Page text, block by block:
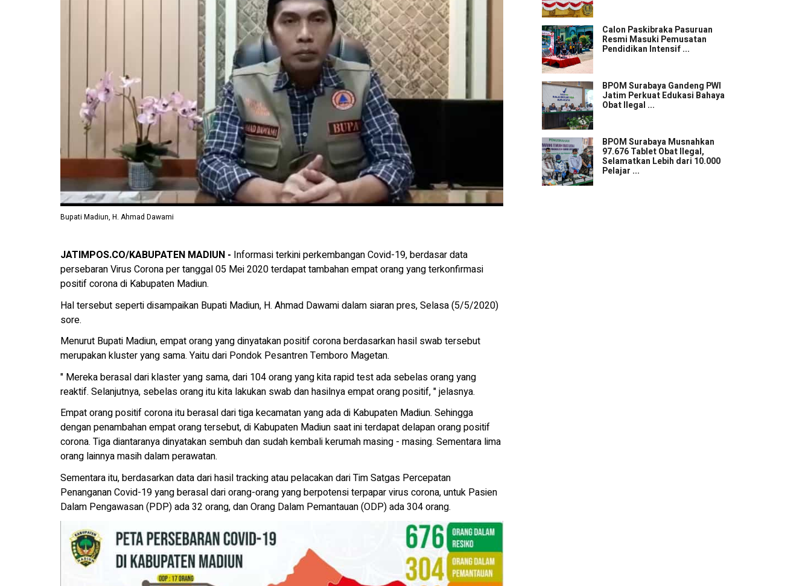
Bupati Madiun, H. Ahmad Dawami
JATIMPOS.CO/KABUPATEN MADIUN - Informasi terkini perkembangan Covid-19, berdasar data
persebaran Virus Corona per tanggal 05 Mei 2020 terdapat tambahan empat orang yang terkonfirmasi
positif corona di Kabupaten Madiun.
Hal tersebut seperti disampaikan Bupati Madiun, H. Ahmad Dawami dalam siaran pres, Selasa (5/5/2020)
sore.
Menurut Bupati Madiun, empat orang yang dinyatakan positif corona berdasarkan hasil swab tersebut
merupakan kluster yang sama. Yaitu dari Pondok Pesantren Temboro Magetan.
" Mereka berasal dari klaster yang sama, dari 104 orang yang kita rapid test ada sebelas orang yang
reaktif. Selanjutnya, sebelas orang itu kita lakukan swab dan hasilnya empat orang positif, " jelasnya.
Empat orang positif corona itu berasal dari tiga kecamatan yang ada di Kabupaten Madiun. Sehingga
dengan penambahan empat orang tersebut, di Kabupaten Madiun saat ini terdapat delapan orang positif
corona. Tiga diantaranya dinyatakan sembuh dan sudah kembali kerumah masing - masing. Sementara lima
orang lainnya masih dalam perawatan.
Sementara itu, berdasarkan data dari hasil tracking atau pelacakan dari Tim Satgas Percepatan
Penanganan Covid-19 yang berasal dari orang-orang yang berpotensi terpapar virus corona, untuk Pasien
Dalam Pengawasan (PDP) ada 32 orang, dan Orang Dalam Pemantauan (ODP) ada 304 orang.
Calon Paskibraka Pasuruan
Resmi Masuki Pemusatan
Pendidikan Intensif ...
BPOM Surabaya Gandeng PWI
Jatim Perkuat Edukasi Bahaya
Obat Ilegal ...
BPOM Surabaya Musnahkan
97.676 Tablet Obat Ilegal,
Selamatkan Lebih dari 10.000
Pelajar ...